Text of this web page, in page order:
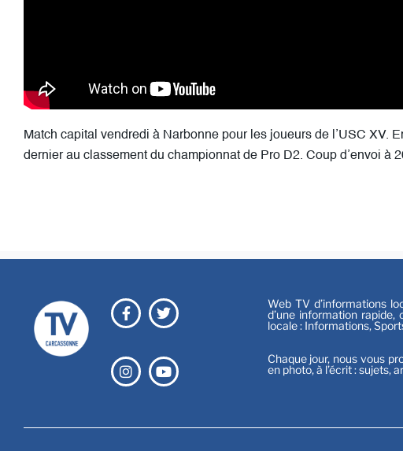
Match capital vendredi à Narbonne pour les joueurs de l’USC XV.
dernier au classement du championnat de Pro D2. Coup d’envoi à
Web TV d’informations
d’une information
locale : Informations,
Chaque jour, nous vous
en photo, à l’écrit : sujets,